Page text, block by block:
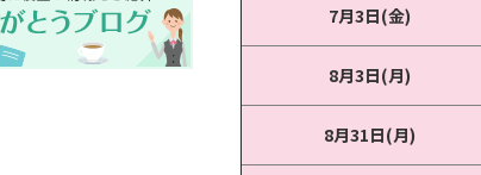
7月3日(金)
8月3日(月)
8月31日(月)